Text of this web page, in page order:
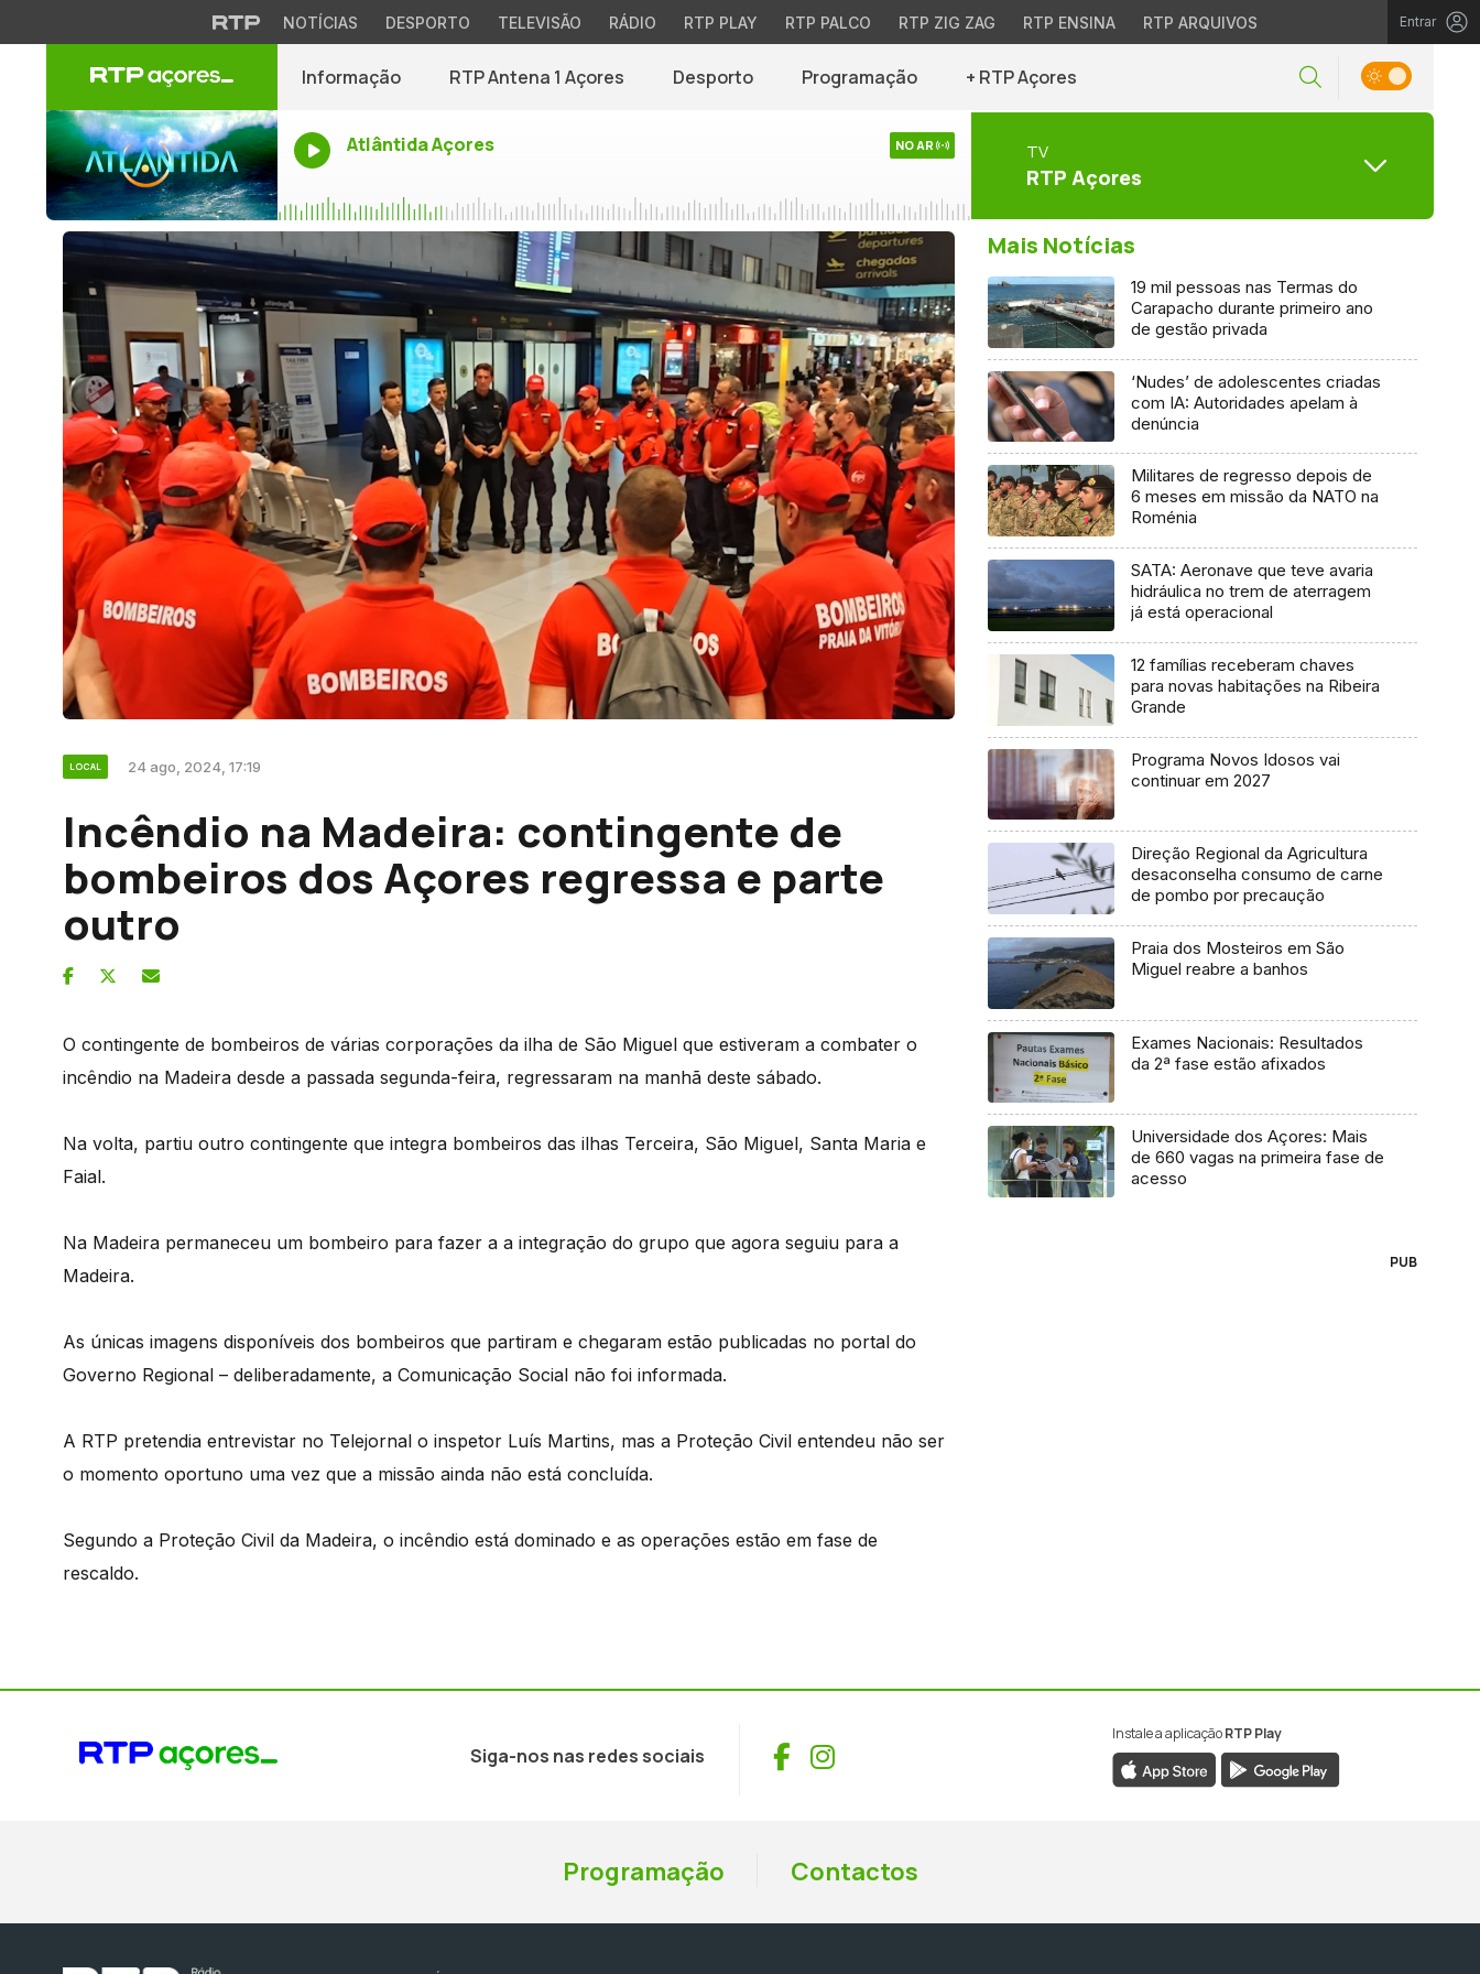
NOTÍCIAS DESPORTO TELEVISÃO RÁDIO RTP PLAY RTP PALCO RTP ZIG ZAG RTP ENSINA RTP ARQUIVOS Entrar
Informação RTP Antena 1 Açores Desporto Programação + RTP Açores
Atlântida Açores NO AR TV
RTP Açores
LOCAL 24 ago, 2024, 17:19
Incêndio na Madeira: contingente de
bombeiros dos Açores regressa e parte
outro
O contingente de bombeiros de várias corporações da ilha de São Miguel que estiveram a combater o
incêndio na Madeira desde a passada segunda-feira, regressaram na manhã deste sábado.
Na volta, partiu outro contingente que integra bombeiros das ilhas Terceira, São Miguel, Santa Maria e
Faial.
Na Madeira permaneceu um bombeiro para fazer a a integração do grupo que agora seguiu para a
Madeira.
As únicas imagens disponíveis dos bombeiros que partiram e chegaram estão publicadas no portal do
Governo Regional – deliberadamente, a Comunicação Social não foi informada.
A RTP pretendia entrevistar no Telejornal o inspetor Luís Martins, mas a Proteção Civil entendeu não ser
o momento oportuno uma vez que a missão ainda não está concluída.
Segundo a Proteção Civil da Madeira, o incêndio está dominado e as operações estão em fase de
rescaldo.
Mais Notícias
19 mil pessoas nas Termas do
Carapacho durante primeiro ano
de gestão privada
‘Nudes’ de adolescentes criadas
com IA: Autoridades apelam à
denúncia
Militares de regresso depois de
6 meses em missão da NATO na
Roménia
SATA: Aeronave que teve avaria
hidráulica no trem de aterragem
já está operacional
12 famílias receberam chaves
para novas habitações na Ribeira
Grande
Programa Novos Idosos vai
continuar em 2027
Direção Regional da Agricultura
desaconselha consumo de carne
de pombo por precaução
Praia dos Mosteiros em São
Miguel reabre a banhos
Exames Nacionais: Resultados
da 2ª fase estão afixados
Universidade dos Açores: Mais
de 660 vagas na primeira fase de
acesso
PUB
Siga-nos nas redes sociais Facebook
Instagram
Instale a aplicaçãoRTP Play
Programação Contactos